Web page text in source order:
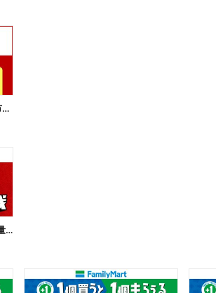
楽天ポイントカード提示で、楽天市場でのお買い物がおトクに!
【おトク】お値段そのまま!45%増量作戦!